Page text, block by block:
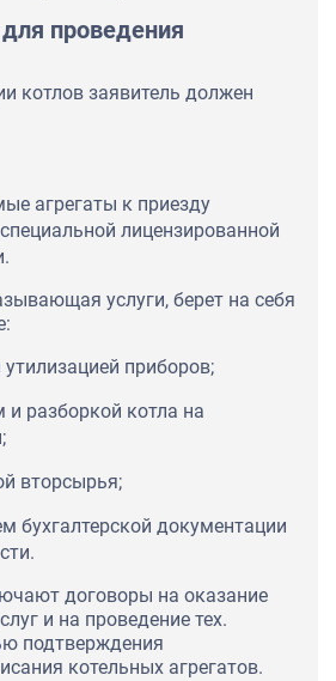
проведения
котлов заявитель должен
агрегаты к приезду
лицензированной
услуги, берет на себя
приборов;
разборкой котла на
вторсырья;
бухгалтерской документации
договоры на оказание
и на проведение тех.
подтверждения
котельных агрегатов.